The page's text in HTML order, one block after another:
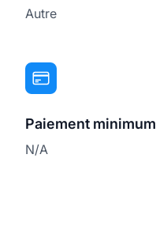
Autre
Paiement minimum
N/A